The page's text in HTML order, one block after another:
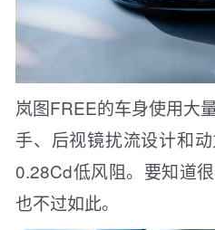
岚图FREE的车身使用大
手、后视镜扰流设计和
0.28Cd低风阻。要知道
也不过如此。